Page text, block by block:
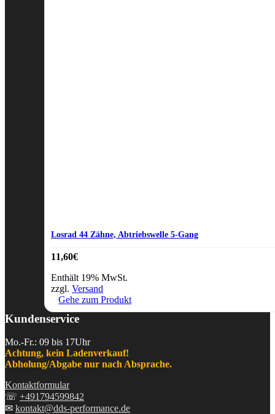
Losrad 44 Zähne, Abtriebswelle 5-Gang
11,60€
Enthält 19% MwSt.
zzgl. Versand
Gehe zum Produkt
Kundenservice
Mo.-Fr.: 09 bis 17Uhr
Achtung, kein Ladenverkauf!
Abholung/Abgabe nur nach Absprache.
Kontaktformular
☏ +491794599842
✉ kontakt@dds-performance.de